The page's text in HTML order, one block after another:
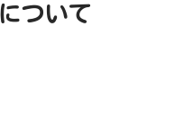
ついて